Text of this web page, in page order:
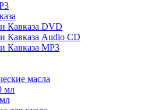
Кавказа DVD
Кавказа Audio CD
Кавказа MP3
масла
мл